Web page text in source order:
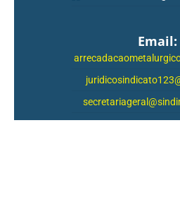
Email: